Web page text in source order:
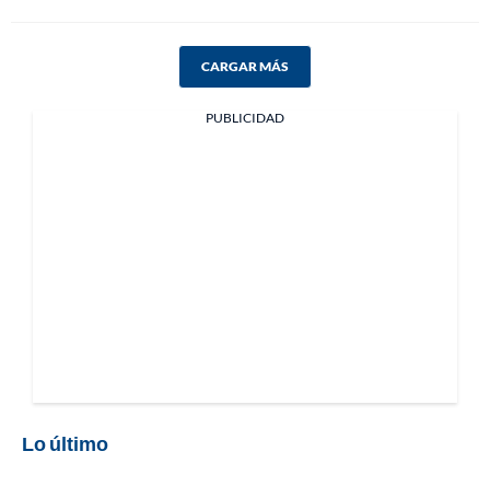
CARGAR MÁS
PUBLICIDAD
Lo último